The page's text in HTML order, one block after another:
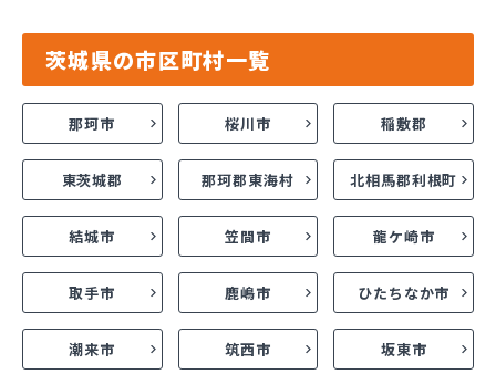
茨城県の市区町村一覧
那珂市 桜川市 稲敷郡
東茨城郡 那珂郡東海村 北相馬郡利根町
結城市 笠間市 龍ケ崎市
取手市 鹿嶋市 ひたちなか市
潮来市 筑西市 坂東市